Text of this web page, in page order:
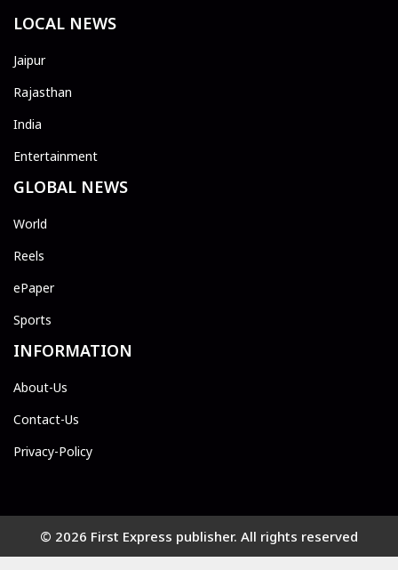
LOCAL NEWS
Jaipur
Rajasthan
India
Entertainment
GLOBAL NEWS
World
Reels
ePaper
Sports
INFORMATION
About-Us
Contact-Us
Privacy-Policy
© 2026 First Express publisher. All rights reserved